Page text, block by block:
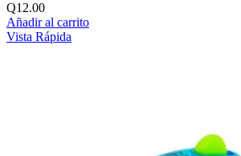
Q12.00
Añadir al carrito
Vista Rápida